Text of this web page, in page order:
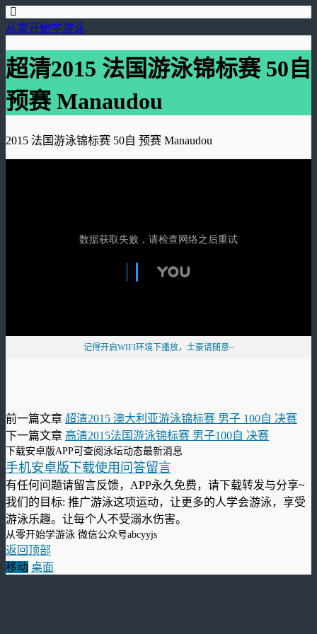
从零开始学游泳
超清2015 法国游泳锦标赛 50自
预赛 Manaudou
2015 法国游泳锦标赛 50自 预赛 Manaudou
记得开启WIFI环境下播放，土豪请随意~
前一篇文章 超清2015 澳大利亚游泳锦标赛 男子 100自 决赛
下一篇文章 高清2015法国游泳锦标赛 男子100自 决赛
下载安卓版APP可查阅泳坛动态最新消息
手机安卓版下载使用问答留言
有任何问题请留言反馈，APP永久免费，请下载转发与分享~
我们的目标: 推广游泳这项运动，让更多的人学会游泳，享受
游泳乐趣。让每个人不受溺水伤害。
从零开始学游泳 微信公众号abcyyjs
返回顶部
移动 桌面